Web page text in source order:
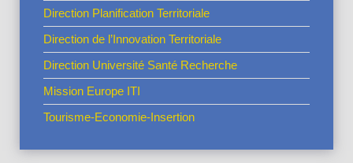
Direction Planification Territoriale
Direction de l’Innovation Territoriale
Direction Université Santé Recherche
Mission Europe ITI
Tourisme-Economie-Insertion